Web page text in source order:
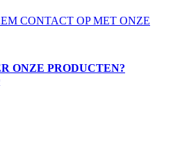
CONTACT OP MET ONZE
ONZE PRODUCTEN?